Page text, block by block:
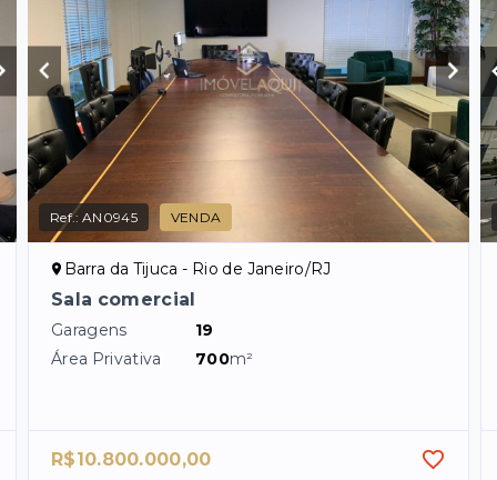
Ref.:AN0945 VENDA
Barra da Tijuca - Rio de Janeiro/RJ
Sala comercial
Garagens
19
Área Privativa
700m²
R$10.800.000,00